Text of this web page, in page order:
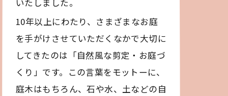
いたしました。
10年以上にわたり、さまざまなお庭
を手がけさせていただくなかで大切に
してきたのは「自然風な剪定・お庭づ
くり」です。この言葉をモットーに、
庭木はもちろん、石や水、土などの自